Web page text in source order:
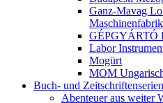
Ganz-Mavag
Maschinenfabrik
GÉPGYÁRTÓ
Labor
Mogürt
MOM
Buch- und Zeitschriftenserien
Abenteuer aus weiter